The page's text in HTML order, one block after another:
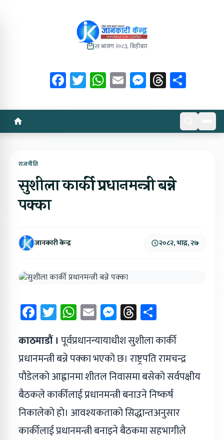
२१ श्रावण २०८३, बिहीबार
Facebook
Twitter
WhatsApp
EmailMessenger
Threads
राजनीति
सुशीला कार्की प्रधानमन्त्री बन्ने
पक्का
जानकारी केन्द्र २०८२, भाद्र, २७
Facebook
Twitter
WhatsApp
EmailMessenger
Threads
काठमाडौं । पूर्वप्रधानन्यायाधीश सुशीला कार्की
प्रधानमन्त्री बन्ने पक्का भएको छ। राष्ट्रपति रामचन्द्र
पौडेलको आह्वानमा शीतल निवासमा बसेको सर्वपक्षीय
बैठकले कार्कीलाई प्रधानमन्त्री बनाउने निष्कर्ष
निकालेको हो। आवश्यकताको सिद्धान्तअनुसार
कार्कीलाई प्रधानमन्त्री बनाइने बैठकमा सहभागीले